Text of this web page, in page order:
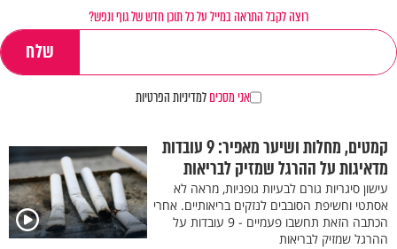
רוצה לקבל התראה במייל על כל תוכן חדש של גוף ונפש?
אני מסכיםלמדיניות הפרטיות
קמטים, מחלות ושיער מאפיר: 9 עובדות
מדאיגות על ההרגל שמזיק לבריאות
עישון סיגריות גורם לבעיות גופניות, מראה לא
אסתטי וחשיפת הסובבים לנזקים בריאותיים. אחרי
הכתבה הזאת תחשבו פעמיים - 9 עובדות על
ההרגל שמזיק לבריאות